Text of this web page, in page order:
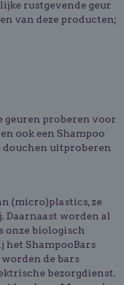
rustgevende geur
van deze producten;
geuren proberen voor
ook een Shampoo
douchen uitproberen
(micro)plastics, ze
worden al
onze biologisch
het ShampooBars
de bars
bezorgdienst.